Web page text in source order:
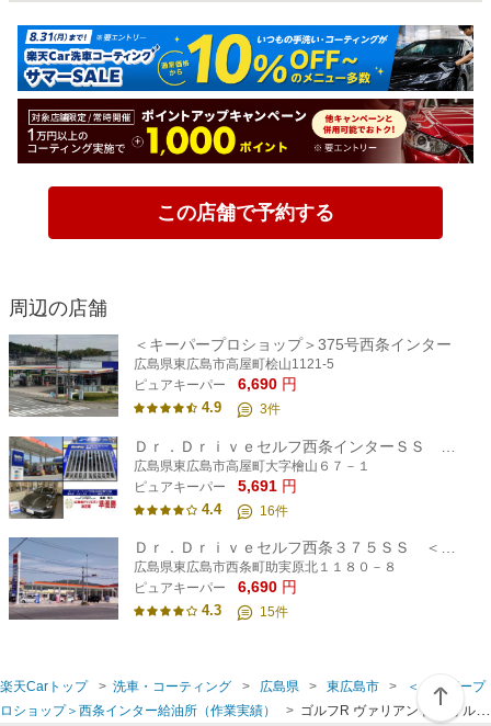
この店舗で予約する
周辺の店舗
＜キーパープロショップ＞375号西条インター
広島県東広島市高屋町桧山1121-5
ピュアキーパー
6,690 円
4.9 3件
広島県東広島市高屋町大字檜山６７－１
ピュアキーパー
5,691 円
4.4 16件
Ｄｒ．Ｄｒｉｖｅセルフ西条３７５ＳＳ ＜キーパープロショップ＞
広島県東広島市西条町助実原北１１８０－８
ピュアキーパー
6,690 円
4.3 15件
楽天Carトップ 洗車・コーティング 広島県 東広島市
＜キーパープ
ロショップ＞西条インター給油所（作業実績）
ゴルフR ヴァリアント(フォルク